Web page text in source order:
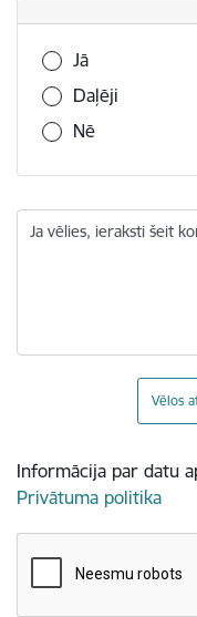
Vai šī informācija
Jā
Daļēji
Nē
Ja vēlies, ieraksti šeit
Vēlos
Informācija par datu
Privātuma politika